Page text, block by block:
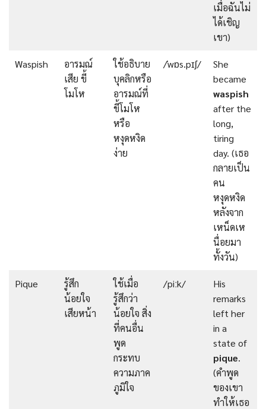
เมื่อฉันไม่
ได้เชิญ
เขา)
Waspish
อารมณ์
เสีย ขี้
โมโห
ใช้อธิบาย
บุคลิกหรือ
อารมณ์ที่
ขี้โมโห
หรือ
หงุดหงิด
ง่าย
/ˈwɒs.pɪʃ/
She
became
waspish
after the
long,
tiring
day. (เธอ
กลายเป็น
คน
หงุดหงิด
หลังจาก
เหน็ดเห
นื่อยมา
ทั้งวัน)
Pique
รู้สึก
น้อยใจ
เสียหน้า
ใช้เมื่อ
รู้สึกว่า
น้อยใจ สิ่ง
ที่คนอื่น
พูด
กระทบ
ความภาค
ภูมิใจ
/piːk/
His
remarks
left her
in a
state of
pique.
(คำพูด
ของเขา
ทำให้เธอ